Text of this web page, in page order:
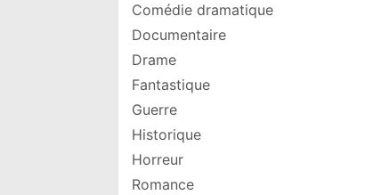
Comédie dramatique
Documentaire
Drame
Fantastique
Guerre
Historique
Horreur
Romance